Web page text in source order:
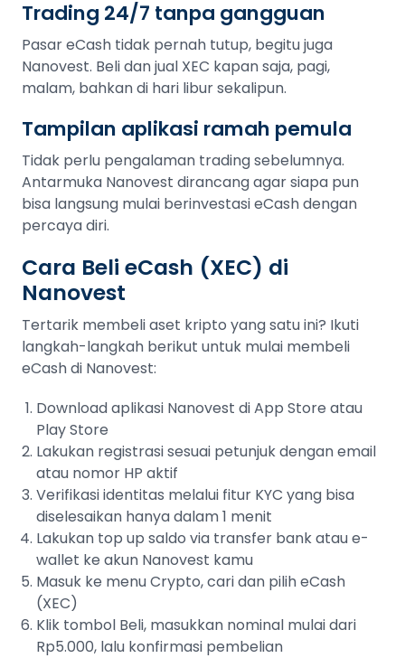
Trading 24/7 tanpa gangguan
Pasar eCash tidak pernah tutup, begitu juga
Nanovest. Beli dan jual XEC kapan saja, pagi,
malam, bahkan di hari libur sekalipun.
Tampilan aplikasi ramah pemula
Tidak perlu pengalaman trading sebelumnya.
Antarmuka Nanovest dirancang agar siapa pun
bisa langsung mulai berinvestasi eCash dengan
percaya diri.
Cara Beli eCash (XEC) di
Nanovest
Tertarik membeli aset kripto yang satu ini? Ikuti
langkah-langkah berikut untuk mulai membeli
eCash di Nanovest:
Download aplikasi Nanovest di App Store atau
Play Store
Lakukan registrasi sesuai petunjuk dengan email
atau nomor HP aktif
Verifikasi identitas melalui fitur KYC yang bisa
diselesaikan hanya dalam 1 menit
Lakukan top up saldo via transfer bank atau e-
wallet ke akun Nanovest kamu
Masuk ke menu Crypto, cari dan pilih eCash
(XEC)
Klik tombol Beli, masukkan nominal mulai dari
Rp5.000, lalu konfirmasi pembelian